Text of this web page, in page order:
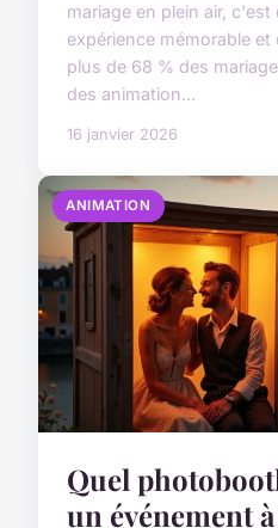
mariage en plein air,
expérience mémorable
plus de 68 % des
des animation...
16 janvier 2026
ANIMATION
Quel
un événement